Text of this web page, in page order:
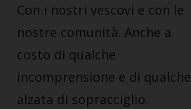
Con i nostri vescovi e con le
nostre comunità. Anche a
costo di qualche
incomprensione e di qualche
alzata di sopracciglio.